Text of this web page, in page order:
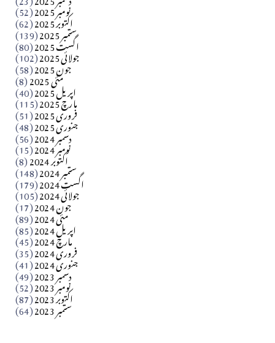
آزاد کشمیر جیسے احتجاج کی ضرورت ہے؟ از،،، ظہیرالدین
نومبر 2025 (52) اکتوبر 2025 (62) ستمبر 2025 (139) اگست 2025 (80) جولائی 2025 (102) جون 2025 (58) مئی 2025 (8) اپریل 2025 (40) مارچ 2025 (115) فروری 2025 (51) جنوری 2025 (48) دسمبر 2024 (56) نومبر 2024 (15) اکتوبر 2024 (8) ستمبر 2024 (148) اگست 2024 (179) جولائی 2024 (105) جون 2024 (17) مئی 2024 (89) اپریل 2024 (85) مارچ 2024 (45) فروری 2024 (35) جنوری 2024 (41) دسمبر 2023 (49) نومبر 2023 (52) اکتوبر 2023 (87) ستمبر 2023 (64)